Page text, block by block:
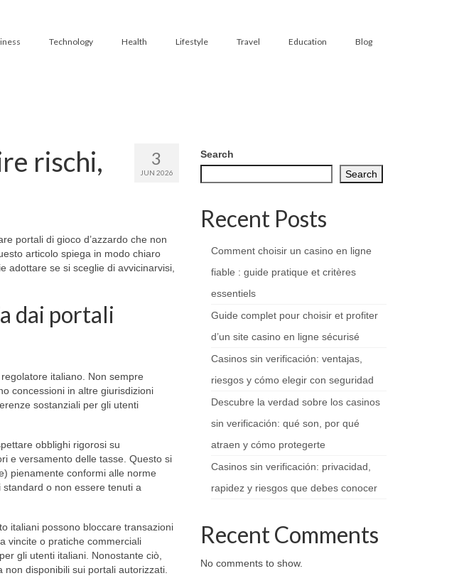
Technology Health Lifestyle Travel Education Blog
3
JUN 2026
rischi,
portali di gioco d’azzardo che non
articolo spiega in modo chiaro
adottare se si sceglie di avvicinarvisi,
dai portali
italiano. Non sempre
concessioni in altre giurisdizioni
sostanziali per gli utenti
obblighi rigorosi su
e versamento delle tasse. Questo si
pienamente conformi alle norme
o non essere tenuti a
italiani possono bloccare transazioni
vincite o pratiche commerciali
gli utenti italiani. Nonostante ciò,
disponibili sui portali autorizzati.
Search
Search
Recent Posts
Comment choisir un casino en ligne
fiable : guide pratique et critères
essentiels
Guide complet pour choisir et profiter
d’un site casino en ligne sécurisé
Casinos sin verificación: ventajas,
riesgos y cómo elegir con seguridad
Descubre la verdad sobre los casinos
sin verificación: qué son, por qué
atraen y cómo protegerte
Casinos sin verificación: privacidad,
rapidez y riesgos que debes conocer
Recent Comments
No comments to show.